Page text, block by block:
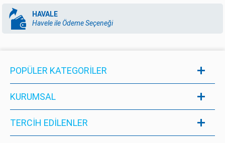
HAVALE
Havele ile Ödeme Seçeneği
POPÜLER KATEGORILER
KURUMSAL
TERCİH EDİLENLER